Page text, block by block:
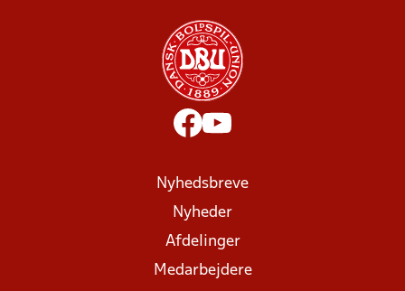
Nyhedsbreve
Nyheder
Afdelinger
Medarbejdere